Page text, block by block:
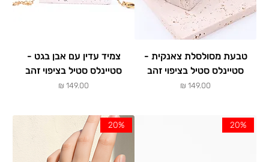
טבעת מסולסלת צאנקית -
סטיינלס סטיל בציפוי זהב
מחיר
צמיד עדין עם אבן בגט -
סטיינלס סטיל בציפוי זהב
מחיר
20%
20%